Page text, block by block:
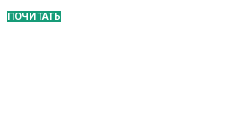
ПОЧИТАТЬ